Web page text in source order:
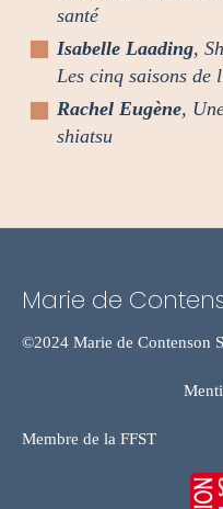
santé
Isabelle Laading,
Les cinq saisons de
Rachel Eugène,
shiatsu
Marie de
©2024 Marie de Contenson
Membre de la FFST